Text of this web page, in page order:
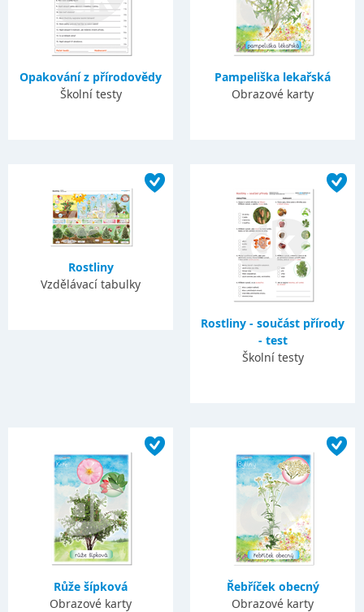
Opakování z přírodovědy
Školní testy
Pampeliška lekařská
Obrazové karty
Rostliny
Vzdělávací tabulky
Rostliny - součást přírody
- test
Školní testy
Růže šípková
Obrazové karty
Řebříček obecný
Obrazové karty